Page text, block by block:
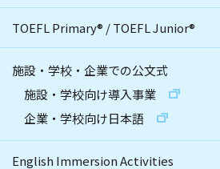
TOEFL Primary® /TOEFL Junior®
施設・学校・企業での公文式
施設・学校向け導入事業
企業・学校向け日本語
English Immersion Activities